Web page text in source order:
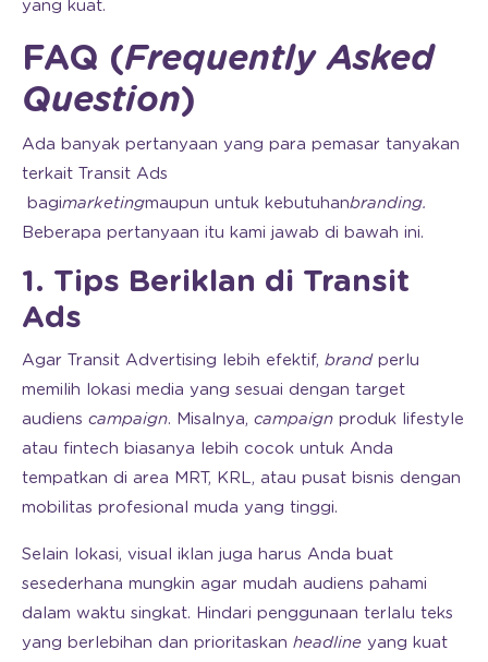
yang kuat.
FAQ (Frequently Asked
Question)
Ada banyak pertanyaan yang para pemasar tanyakan
terkait Transit Ads
bagimarketingmaupun untuk kebutuhanbranding.
Beberapa pertanyaan itu kami jawab di bawah ini.
1. Tips Beriklan di Transit
Ads
Agar Transit Advertising lebih efektif, brand perlu
memilih lokasi media yang sesuai dengan target
audiens campaign. Misalnya, campaign produk lifestyle
atau fintech biasanya lebih cocok untuk Anda
tempatkan di area MRT, KRL, atau pusat bisnis dengan
mobilitas profesional muda yang tinggi.
Selain lokasi, visual iklan juga harus Anda buat
sesederhana mungkin agar mudah audiens pahami
dalam waktu singkat. Hindari penggunaan terlalu teks
yang berlebihan dan prioritaskan headline yang kuat